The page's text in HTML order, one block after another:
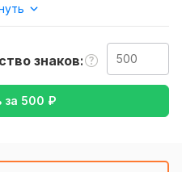
нужно перевести или
и художественных
и услуги,
знаков
за 500 ₽